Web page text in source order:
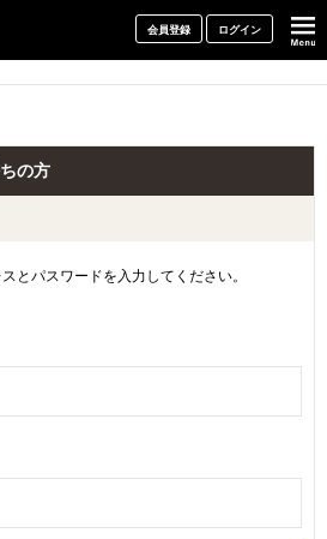
会員登録 ログイン
の方
とパスワードを入力してください。